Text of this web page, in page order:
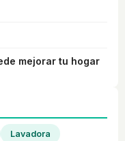
mejorar tu hogar
Lavadora